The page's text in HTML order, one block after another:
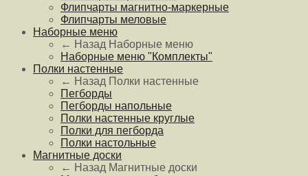
Флипчарты магнитно-маркерные
Флипчарты меловые
Наборные меню
← Назад Наборные меню
Наборные меню "Комплекты"
Полки настенные
← Назад Полки настенные
Пегборды
Пегборды напольные
Полки настенные круглые
Полки для пегборда
Полки настольные
Магнитные доски
← Назад Магнитные доски